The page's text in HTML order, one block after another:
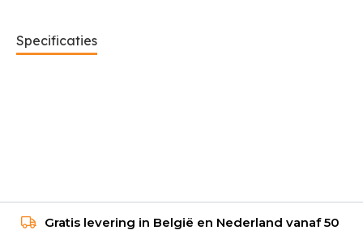
Specificaties
Gratis levering in België en Nederland vanaf 50